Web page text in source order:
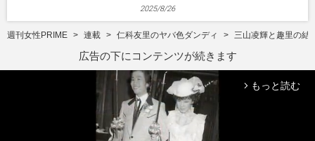
2025/8/26
週刊女性PRIME 連載 仁科友里のヤバ色ダンディ 三山凌輝と趣里の結
広告の下にコンテンツが続きます
arrow_forward_ios もっと読む